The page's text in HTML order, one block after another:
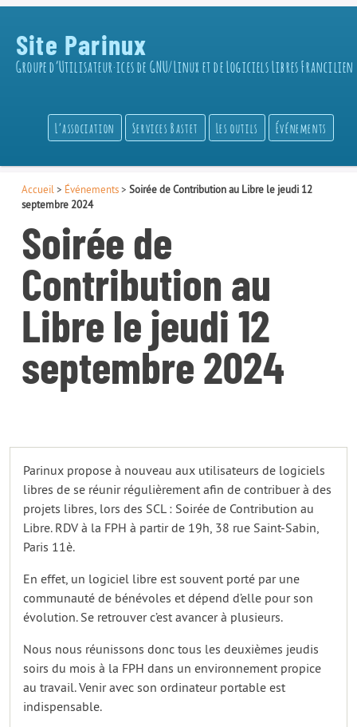
Site Parinux
Groupe d’Utilisateur·ices de GNU/Linux et de Logiciels Libres Francilien
L’association Services Bastet Les outils Événements
Accueil > Événements> Soirée de Contribution au Libre le jeudi 12
septembre 2024
Soirée de
Contribution au
Libre le jeudi 12
septembre 2024
Parinux propose à nouveau aux utilisateurs de logiciels
libres de se réunir régulièrement afin de contribuer à des
projets libres, lors des SCL : Soirée de Contribution au
Libre. RDV à la FPH à partir de 19h, 38 rue Saint-Sabin,
Paris 11è.
En effet, un logiciel libre est souvent porté par une
communauté de bénévoles et dépend d’elle pour son
évolution. Se retrouver c’est avancer à plusieurs.
Nous nous réunissons donc tous les deuxièmes jeudis
soirs du mois à la FPH dans un environnement propice
au travail. Venir avec son ordinateur portable est
indispensable.